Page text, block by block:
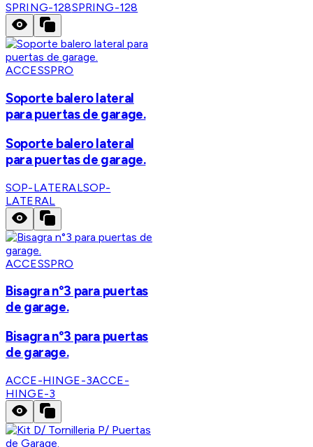
SPRING-128SPRING-128
ACCESSPRO
Soporte balero lateral
para puertas de garage.
Soporte balero lateral
para puertas de garage.
SOP-LATERALSOP-
LATERAL
ACCESSPRO
Bisagra n°3 para puertas
de garage.
Bisagra n°3 para puertas
de garage.
ACCE-HINGE-3ACCE-
HINGE-3